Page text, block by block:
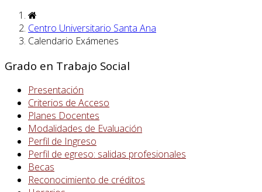
Centro Universitario Santa Ana
Calendario Exámenes
Grado en Trabajo Social
Presentación
Criterios de Acceso
Planes Docentes
Modalidades de Evaluación
Perfil de Ingreso
Perfil de egreso: salidas profesionales
Becas
Reconocimiento de créditos